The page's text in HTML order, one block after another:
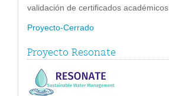
validación de certificados académicos
Proyecto-Cerrado
Proyecto Resonate